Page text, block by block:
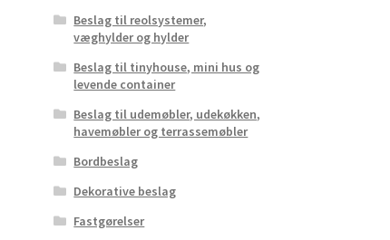
Beslag til reolsystemer,
væghylder og hylder
Beslag til tinyhouse, mini hus og
levende container
Beslag til udemøbler, udekøkken,
havemøbler og terrassemøbler
Bordbeslag
Dekorative beslag
Fastgørelser